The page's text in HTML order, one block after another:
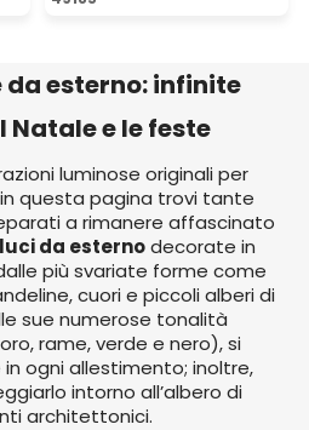
esterno: infinite
e le feste
luminose originali per
questa pagina trovi tante
a rimanere affascinato
da esternodecorate in
più svariate forme come
cuori e piccoli alberi di
sue numerose tonalità
rame, verde e nero), si
ogni allestimento; inoltre,
intorno all’albero di
architettonici.